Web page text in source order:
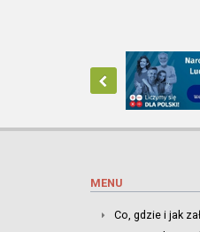
MENU
Co, gdzie i jak